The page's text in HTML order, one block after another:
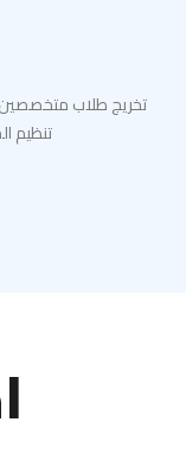
تخريج طلاب
تنظيم